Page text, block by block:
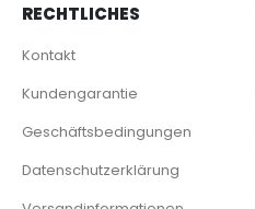
RECHTLICHES
Kontakt
Kundengarantie
Geschäftsbedingungen
Datenschutzerklärung